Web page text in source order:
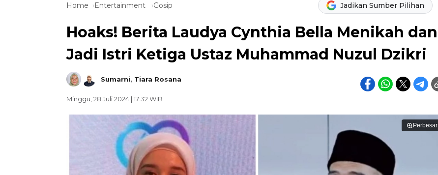
Home Entertainment Gosip Jadikan Sumber Pilihan
Hoaks! Berita Laudya Cynthia Bella Menikah dan
Jadi Istri Ketiga Ustaz Muhammad Nuzul Dzikri
Sumarni, Tiara Rosana
Minggu, 28 Juli 2024 | 17:32 WIB
Perbesar